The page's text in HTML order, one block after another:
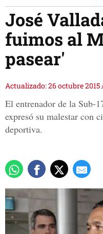
José
fuimos al
pasear'
Actualizado: 26 octubre 2015
El entrenador de la Sub-
expresó su malestar con
deportiva.